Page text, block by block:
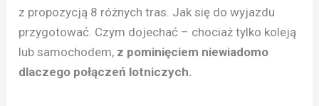
z propozycją 8 różnych tras. Jak się do wyjazdu
przygotować. Czym dojechać – chociaż tylko koleją
lub samochodem, z pominięciem niewiadomo
dlaczego połączeń lotniczych.